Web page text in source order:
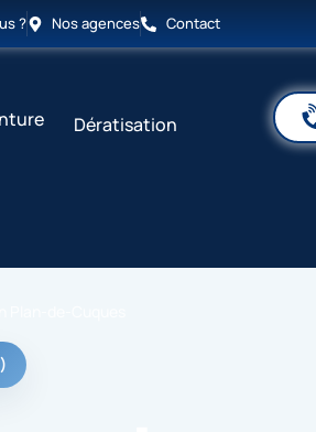
? Nos agences Contact
Dératisation